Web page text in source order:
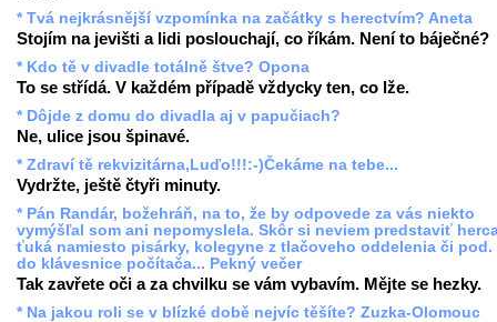
* Tvá nejkrásnější vzpomínka na začátky s herectvím? Aneta
Stojím na jevišti a lidi poslouchají, co říkám. Není to báječné?
* Kdo tě v divadle totálně štve? Opona
To se střídá. V každém případě vždycky ten, co lže.
* Dôjde z domu do divadla aj v papučiach?
Ne, ulice jsou špinavé.
* Zdraví tě rekvizitárna,Luďo!!!:-)Čekáme na tebe...
Vydržte, ještě čtyři minuty.
* Pán Randár, božehráň, na to, že by odpovede za vás niekto
vymýšľal som ani nepomyslela. Skôr si neviem predstaviť
ťuká namiesto pisárky, kolegyne z tlačoveho oddelenia či pod.
do klávesnice počítača... Pekný večer
Tak zavřete oči a za chvilku se vám vybavím. Mějte se hezky.
* Na jakou roli se v blízké době nejvíc těšíte? Zuzka-Olomouc